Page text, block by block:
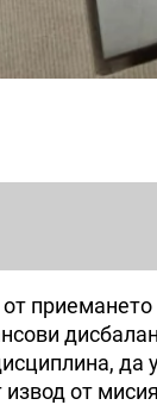
да
извод от